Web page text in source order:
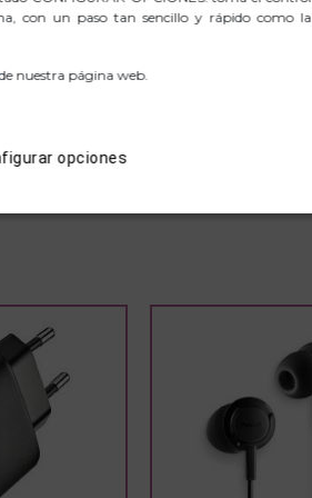
con un paso tan sencillo y rápido como la
nuestra página web.
opciones